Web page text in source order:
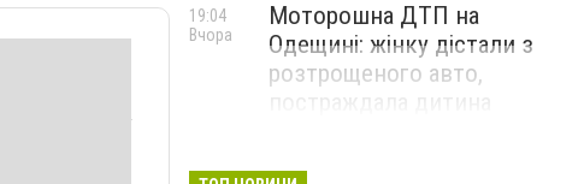
Моторошна ДТП на
Одещині: жінку дістали з
розтрощеного авто,
19:04
Вчора